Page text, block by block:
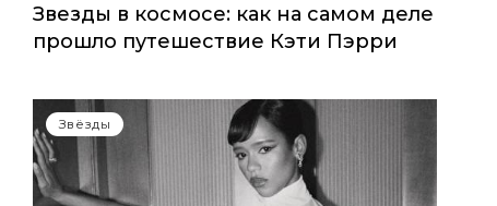
Звезды в космосе: как на самом деле
прошло путешествие Кэти Пэрри
Звёзды